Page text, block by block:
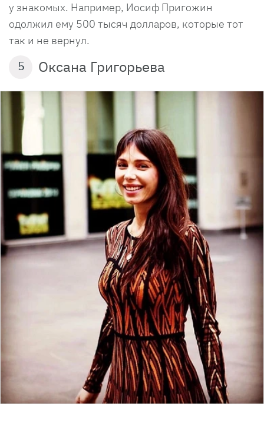
у знакомых. Например, Иосиф Пригожин
одолжил ему 500 тысяч долларов, которые тот
так и не вернул.
5 Оксана Григорьева